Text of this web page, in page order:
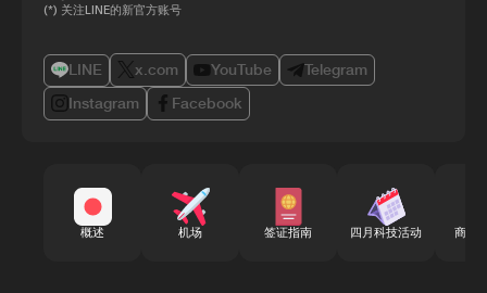
(*) 关注LINE的新官方账号
LINE x.com YouTube
Telegram
Instagram
Facebook
概述 机场 签证指南 四月科技活动 商务